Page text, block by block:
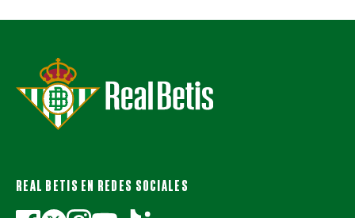
REAL BETIS EN REDES SOCIALES